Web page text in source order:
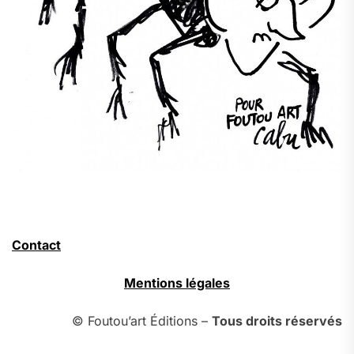
Contact
Mentions légales
© Foutou’art Éditions – Tous droits réservés